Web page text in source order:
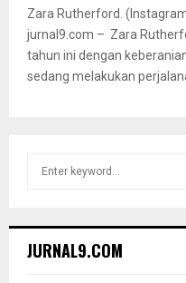
Zara Rutherford.
jurnal9.com – Zara
tahun ini dengan
sedang melakukan
h
JURNAL9.COM